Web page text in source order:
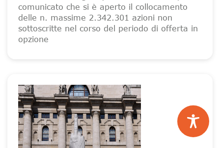
comunicato che si è aperto il collocamento
delle n. massime 2.342.301 azioni non
sottoscritte nel corso del periodo di offerta in
opzione